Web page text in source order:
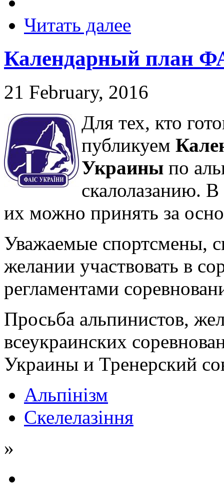
Читать далее
Календарный план
21 February, 2016
Для тех, кто
публикуем
Украины по
скалолазанию.
их можно принять за
Уважаемые спортсмены,
желании участвовать в
регламентами
Просьба альпинистов,
всеукраинских
Украины и Тренерский
Альпінізм
Скелелазіння
»